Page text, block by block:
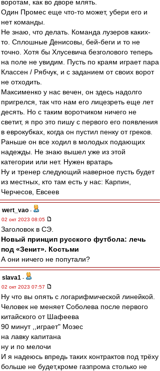
воротам, как во дворе млять.
Один Промес еще что-то может, убери его и
нет команды.
Не знаю, что делать. Команда лузеров каких-
то. Сплошные Денисовы, бей-беги и то не
точно. Хотя бы Хлусевича безголового теперь
на поле не увидим. Пусть по краям играет пара
Классен / Рябчук, и с заданием от своих ворот
не отходить.
Максименко у нас вечен, он здесь надолго
пригрелся, так что нам его лицезреть еще лет
десять. Но с таким воротчиком ничего не
светит, я про это пишу с первого его появления
в еврокубках, когда он пустил пенку от греков.
Раньше он все ходил в молодых подающих
надежды. Не знаю вышел уже из этой
категории или нет. Нужен вратарь
Ну и тренер следующий наверное пусть будет
из местных, кто там есть у нас: Карпин,
Черчесов, Евсеев
wert_vao -
02 окт 2023 08:05
Заголовок в СЭ.
Новый принцип русского футбола: лечь
под «Зенит». Костьми
А они ничего не попутали?
slava1 -
02 окт 2023 07:57
Ну что вы опять с логарифмической линейкой.
Человек не меняет Соболева после первого
китайского от Шафеева
90 минут ,,играет" Мозес
на лавку капитана
ну и по мелочи
И я надеюсь впредь таких контрактов под трёху
больше не будет,кроме газпрома столько не